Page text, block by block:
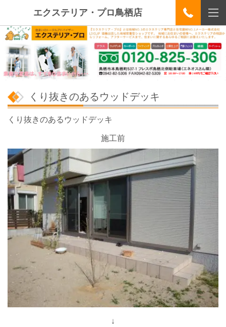
エクステリア・プロ鳥栖店
くり抜きのあるウッドデッキ
くり抜きのあるウッドデッキ
施工前
↓